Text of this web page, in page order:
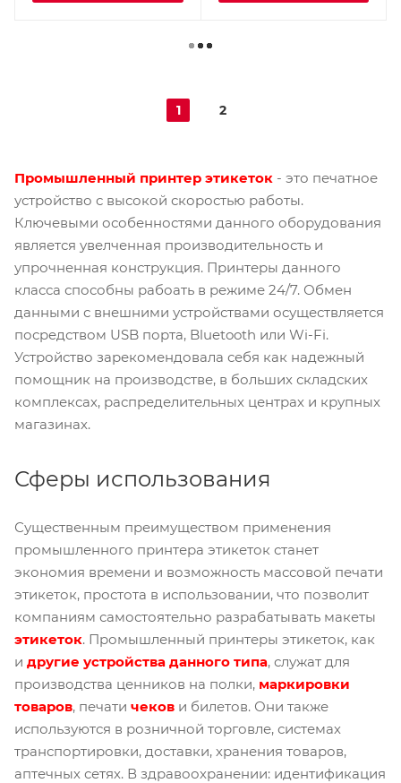
1 2
Промышленный принтер этикеток - это печатное
устройство с высокой скоростью работы.
Ключевыми особенностями данного оборудования
является увелченная производительность и
упрочненная конструкция. Принтеры данного
класса способны рабоать в режиме 24/7. Обмен
данными с внешними устройствами осуществляется
посредством USB порта, Bluetooth или Wi-Fi.
Устройство зарекомендовала себя как надежный
помощник на производстве, в больших складских
комплексах, распределительных центрах и крупных
магазинах.
Сферы использования
Существенным преимуществом применения
промышленного принтера этикеток станет
экономия времени и возможность массовой печати
этикеток, простота в использовании, что позволит
компаниям самостоятельно разрабатывать макеты
этикеток. Промышленный принтеры этикеток, как
и другие устройства данного типа, служат для
производства ценников на полки, маркировки
товаров, печати чеков и билетов. Они также
используются в розничной торговле, системах
транспортировки, доставки, хранения товаров,
аптечных сетях. В здравоохранении: идентификация